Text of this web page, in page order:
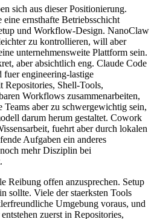
en sich aus dieser Positionierung.
eine ernsthafte Betriebsschicht
tup und Workflow-Design. NanoClaw
eichter zu kontrollieren, will aber
ine unternehmensweite Plattform sein.
ret, aber absichtlich eng. Claude Code
fuer engineering-lastige
t Repositories, Shell-Tools,
aren Workflows zusammenarbeiten,
Teams aber zu schwergewichtig sein,
odell darum herum gestaltet. Cowork
issensarbeit, fuehrt aber durch lokalen
fende Aufgaben ein anderes
noch mehr Disziplin bei
.
le Reibung offen anzusprechen. Setup
in sollte. Viele der staerksten Tools
lerfreundliche Umgebung voraus, und
entstehen zuerst in Repositories,